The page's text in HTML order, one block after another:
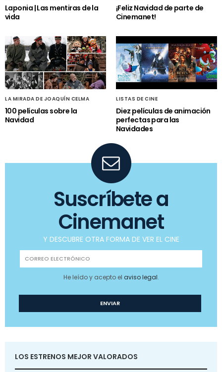
Laponia | Las mentiras de la
vida
¡Feliz Navidad de parte de
Cinemanet!
LA MIRADA DE JOAQUÍN CELMA
100 películas sobre la
Navidad
LISTAS DE CINE
Diez películas de animación
perfectas para las
Navidades
Suscríbete a
Cinemanet
Y DESCUBRE OTRA FORMA DE VER EL CINE
He leído y acepto el aviso legal.
LOS ESTRENOS MEJOR VALORADOS